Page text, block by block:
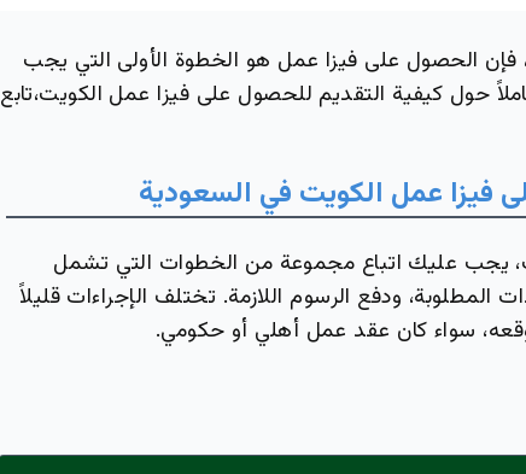
الحصول على فيزا عمل هو الخطوة الأولى التي يجب
حول كيفية التقديم للحصول على فيزا عمل الكويت،تابع
فيزا عمل الكويت في السعودية
يجب عليك اتباع مجموعة من الخطوات التي تشمل
المطلوبة، ودفع الرسوم اللازمة. تختلف الإجراءات قليلاً
سواء كان عقد عمل أهلي أو حكومي.